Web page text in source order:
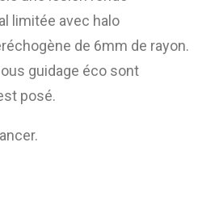
limitée avec halo
de 6mm de rayon.
guidage éco sont
posé.